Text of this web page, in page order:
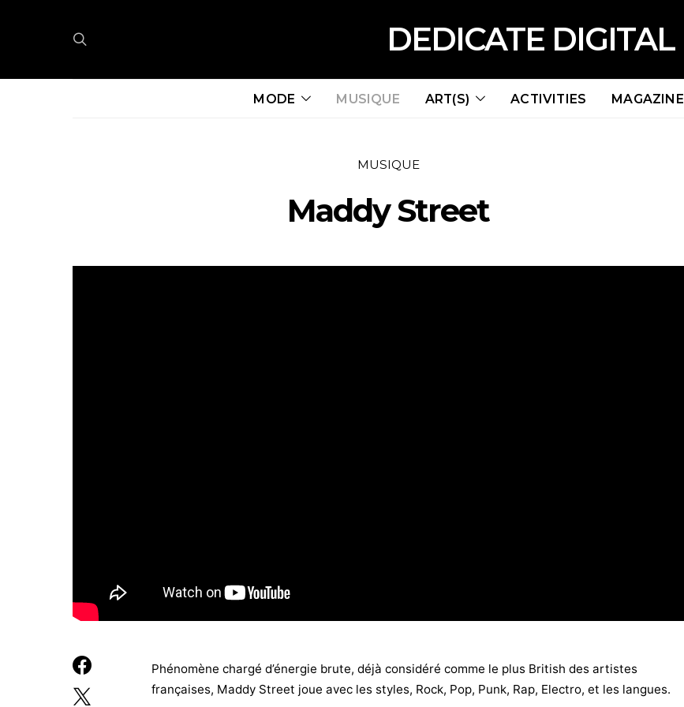
DEDICATE DIGITAL
MODE MUSIQUE ART(S) ACTIVITIES MAGAZINE
MUSIQUE
Maddy Street
Phénomène chargé d’énergie brute, déjà considéré comme le plus British des artistes
françaises, Maddy Street joue avec les styles, Rock, Pop, Punk, Rap, Electro, et les langues.